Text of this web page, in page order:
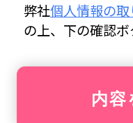
弊社個人情報の
の上、下の確認ボ